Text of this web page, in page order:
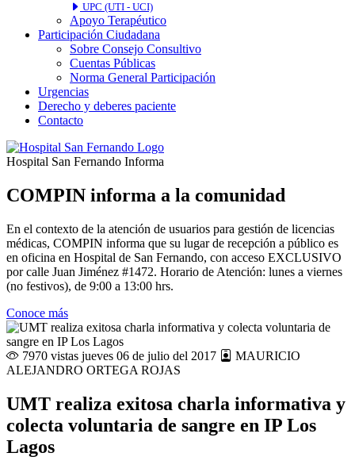
UPC (UTI - UCI)
Apoyo Terapéutico
Participación Ciudadana
Sobre Consejo Consultivo
Cuentas Públicas
Norma General Participación
Urgencias
Derecho y deberes paciente
Contacto
Hospital San Fernando Informa
COMPIN informa a la comunidad
En el contexto de la atención de usuarios para gestión de licencias
médicas, COMPIN informa que su lugar de recepción a público es
en oficina en Hospital de San Fernando, con acceso EXCLUSIVO
por calle Juan Jiménez #1472. Horario de Atención: lunes a viernes
(no festivos), de 9:00 a 13:00 hrs.
Conoce más
7970 vistas jueves 06 de julio del 2017
MAURICIO
ALEJANDRO ORTEGA ROJAS
UMT realiza exitosa charla informativa y
colecta voluntaria de sangre en IP Los
Lagos